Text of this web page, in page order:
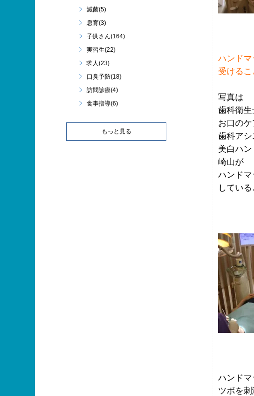
ハンド
受けるこ
写真は
歯科衛
お口のケ
歯科ア
美白ハ
崎山が
ハンド
してい
ハンド
ツボを
滅菌(5)
息育(3)
子供さん(164)
実習生(22)
求人(23)
口臭予防(18)
訪問診療(4)
食事指導(6)
もっと見る